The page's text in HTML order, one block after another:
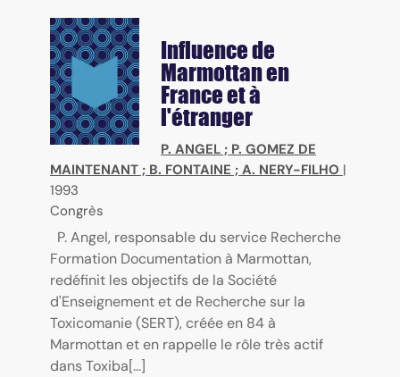
Influence de
Marmottan en
France et à
l'étranger
P. ANGEL ; P. GOMEZ DE
MAINTENANT ; B. FONTAINE ; A. NERY-FILHO |
1993
Congrès
P. Angel, responsable du service Recherche
Formation Documentation à Marmottan,
redéfinit les objectifs de la Société
d'Enseignement et de Recherche sur la
Toxicomanie (SERT), créée en 84 à
Marmottan et en rappelle le rôle très actif
dans Toxiba[...]